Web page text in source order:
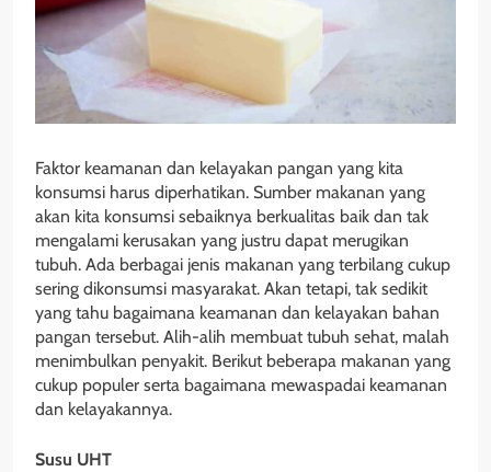
Faktor keamanan dan kelayakan pangan yang kita
konsumsi harus diperhatikan. Sumber makanan yang
akan kita konsumsi sebaiknya berkualitas baik dan tak
mengalami kerusakan yang justru dapat merugikan
tubuh. Ada berbagai jenis makanan yang terbilang cukup
sering dikonsumsi masyarakat. Akan tetapi, tak sedikit
yang tahu bagaimana keamanan dan kelayakan bahan
pangan tersebut. Alih-alih membuat tubuh sehat, malah
menimbulkan penyakit. Berikut beberapa makanan yang
cukup populer serta bagaimana mewaspadai keamanan
dan kelayakannya.
Susu UHT